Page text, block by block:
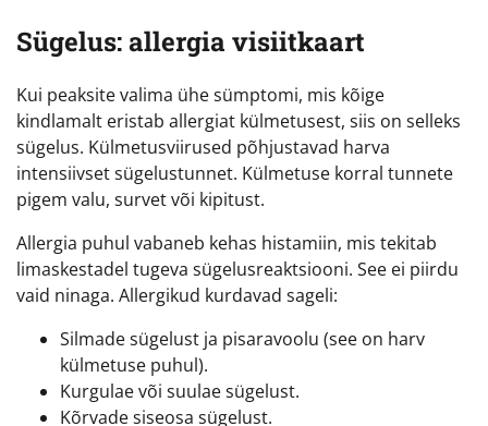
Sügelus: allergia visiitkaart
Kui peaksite valima ühe sümptomi, mis kõige
kindlamalt eristab allergiat külmetusest, siis on selleks
sügelus. Külmetusviirused põhjustavad harva
intensiivset sügelustunnet. Külmetuse korral tunnete
pigem valu, survet või kipitust.
Allergia puhul vabaneb kehas histamiin, mis tekitab
limaskestadel tugeva sügelusreaktsiooni. See ei piirdu
vaid ninaga. Allergikud kurdavad sageli:
Silmade sügelust ja pisaravoolu (see on harv
külmetuse puhul).
Kurgulae või suulae sügelust.
Kõrvade siseosa sügelust.